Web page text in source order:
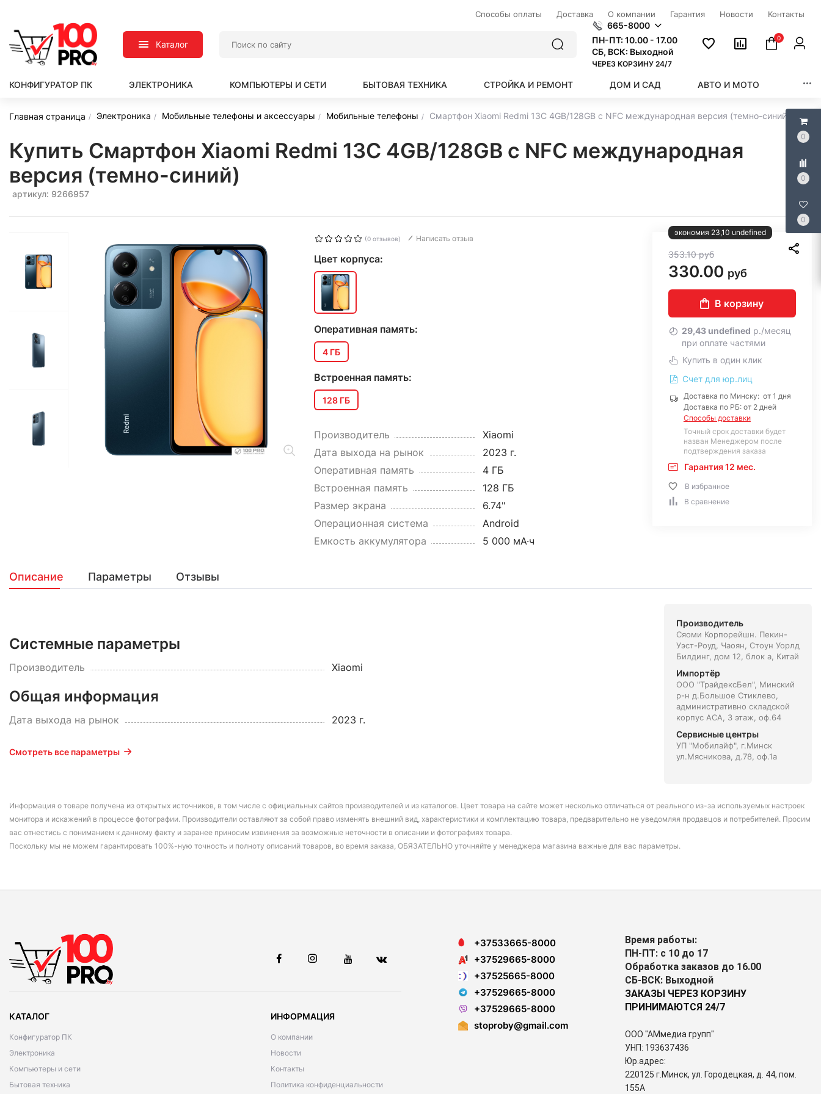
0
0
0
Способы оплаты Доставка О компании Гарантия Новости Контакты
Каталог
665-8000
ПН-ПТ: 10.00 - 17.00
СБ, ВСК: Выходной
ЧЕРЕЗ КОРЗИНУ 24/7
0
КОНФИГУРАТОР ПК ЭЛЕКТРОНИКА КОМПЬЮТЕРЫ И СЕТИ БЫТОВАЯ ТЕХНИКА СТРОЙКА И РЕМОНТ ДОМ И САД АВТО И МОТО
Главная страница Электроника Мобильные телефоны и аксессуары Мобильные телефоны Смартфон Xiaomi Redmi 13C 4GB/128GB с NFC международная версия (темно-синий)
Купить Смартфон Xiaomi Redmi 13C 4GB/128GB с NFC международная
версия (темно-синий)
артикул: 9266957
(0 отзывов) Написать отзыв
Цвет корпуса:
Оперативная память:
4 ГБ
Встроенная память:
128 ГБ
Производитель
Xiaomi
Дата выхода на рынок
2023 г.
Оперативная память
4 ГБ
Встроенная память
128 ГБ
Размер экрана
6.74"
Операционная система
Android
Емкость аккумулятора
5 000 мА·ч
экономия 23,10 undefined
353.10руб
330.00 руб
В корзину
29,43 undefined р./месяц
при оплате частями
Купить в один клик
Счет для юр.лиц
Доставка по Минску: от 1 дня
Доставка по РБ: от 2 дней
Способы доставки
Точный срок доставки будет
назван Менеджером после
подтверждения заказа
Гарантия 12 мес.
В избранное
В сравнение
Описание Параметры Отзывы
Системные параметры
Производитель Xiaomi
Общая информация
Дата выхода на рынок 2023 г.
Смотреть все параметры
Производитель
Сяоми Корпорейшн. Пекин-
Уэст-Роуд, Чаоян, Стоун Уорлд
Билдинг, дом 12, блок а, Китай
Импортёр
ООО "ТрайдексБел", Минский
р-н д.Большое Стиклево,
административно складской
корпус АСА, 3 этаж, оф.64
Сервисные центры
УП "Мобилайф", г.Минск
ул.Мясникова, д.78, оф.1а
Информация о товаре получена из открытых источников, в том числе с официальных сайтов производителей и из каталогов. Цвет товара на сайте может несколько отличаться от реального из-за используемых настроек
монитора и искажений в процессе фотографии. Производители оставляют за собой право изменять внешний вид, характеристики и комплектацию товара, предварительно не уведомляя продавцов и потребителей. Просим
вас отнестись с пониманием к данному факту и заранее приносим извинения за возможные неточности в описании и фотографиях товара.
Поскольку мы не можем гарантировать 100%-ную точность и полноту описаний товаров, во время заказа, ОБЯЗАТЕЛЬНО уточняйте у менеджера магазина важные для вас параметры.
КАТАЛОГ
Конфигуратор ПК
Электроника
Компьютеры и сети
Бытовая техника
ИНФОРМАЦИЯ
О компании
Новости
Контакты
Политика конфиденциальности
+37533665-8000
+37529665-8000
+37525665-8000
+37529665-8000
+37529665-8000
stoproby@gmail.com
Время работы:
ПН-ПТ: с 10 до 17
Обработка заказов до 16.00
СБ-ВСК: Выходной
ЗАКАЗЫ ЧЕРЕЗ КОРЗИНУ
ПРИНИМАЮТСЯ 24/7
ООО "АМмедиа групп"
УНП: 193637436
Юр.адрес:
220125 г.Минск, ул. Городецкая, д. 44, пом.
155А